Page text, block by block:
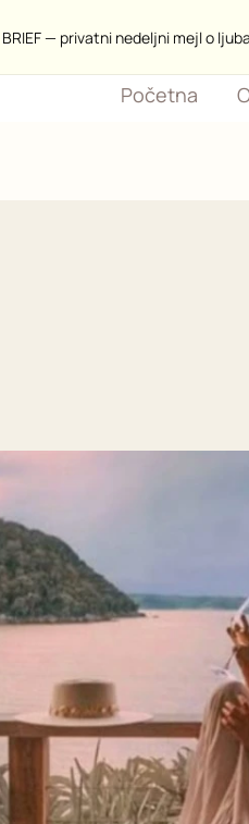
BRIEF — privatni nedeljni mejl o
Početna